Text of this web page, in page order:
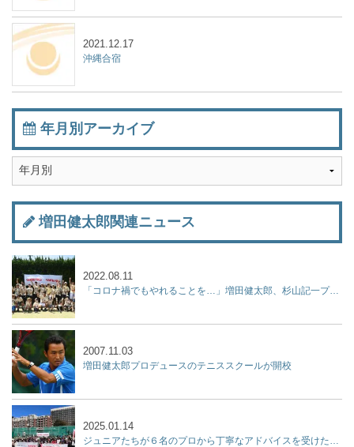
沖縄合宿
2021.12.17
年月別アーカイブ
増田健太郎関連ニュース
「コロナ禍でもやれることを…」増田健太郎、杉山記一プロらが「ジュニア強化練習会」を開催！
2022.08.11
増田健太郎プロデュースのテニススクールが開校
2007.11.03
ジュニアたちが６名のプロから丁寧なアドバイスを受けた２時間『杉山記一強化練習会 2025 supported by リポビタン』開催
2025.01.14